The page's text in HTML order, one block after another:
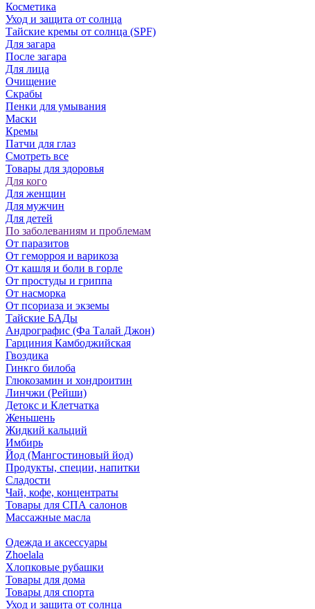
Косметика
Уход и защита от солнца
Тайские кремы от солнца (SPF)
Для загара
После загара
Для лица
Очищение
Скрабы
Пенки для умывания
Маски
Кремы
Патчи для глаз
Смотреть все
Товары для здоровья
Для кого
Для женщин
Для мужчин
Для детей
По заболеваниям и проблемам
От паразитов
Oт геморроя и варикоза
От кашля и боли в горле
От простуды и гриппа
От насморка
Oт псориаза и экземы
Тайские БАДы
Андрографис (Фа Талай Джон)
Гарциния Камбоджийская
Гвоздика
Гинкго билоба
Глюкозамин и хондроитин
Линчжи (Рейши)
Детокс и Клетчатка
Женьшень
Жидкий кальций
Имбирь
Йод (Мангостиновый йод)
Продукты, специи, напитки
Сладости
Чай, кофе, концентраты
Товары для СПА салонов
Массажные масла
Одежда и аксессуары
Zhoelala
Хлопковые рубашки
Товары для дома
Товары для спорта
Уход и защита от солнца